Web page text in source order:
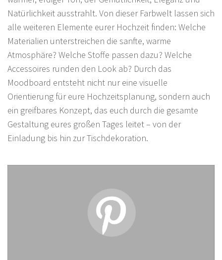
Natürlichkeit ausstrahlt. Von dieser Farbwelt lassen sich
alle weiteren Elemente eurer Hochzeit finden: Welche
Materialien unterstreichen die sanfte, warme
Atmosphäre? Welche Stoffe passen dazu? Welche
Accessoires runden den Look ab? Durch das
Moodboard entsteht nicht nur eine visuelle
Orientierung für eure Hochzeitsplanung, sondern auch
ein greifbares Konzept, das euch durch die gesamte
Gestaltung eures großen Tages leitet – von der
Einladung bis hin zur Tischdekoration.